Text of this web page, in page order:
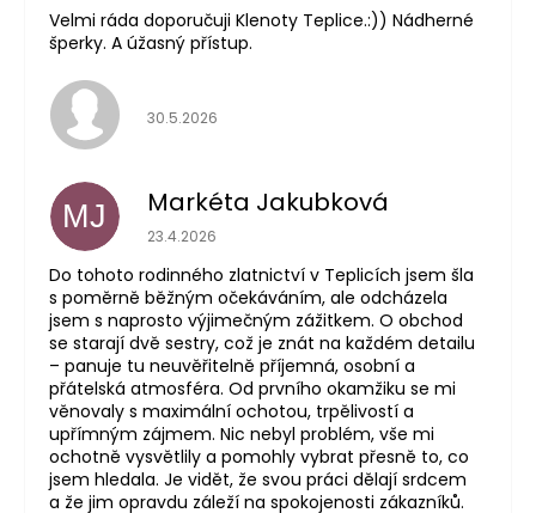
Velmi ráda doporučuji Klenoty Teplice.:)) Nádherné
šperky. A úžasný přístup.
Hodnocení obchodu je 5 z 5 hvězdiček.
30.5.2026
MJ Markéta Jakubková
Hodnocení obchodu je 5 z 5 hvězdiček.
23.4.2026
Do tohoto rodinného zlatnictví v Teplicích jsem šla
s poměrně běžným očekáváním, ale odcházela
jsem s naprosto výjimečným zážitkem. O obchod
se starají dvě sestry, což je znát na každém detailu
– panuje tu neuvěřitelně příjemná, osobní a
přátelská atmosféra. Od prvního okamžiku se mi
věnovaly s maximální ochotou, trpělivostí a
upřímným zájmem. Nic nebyl problém, vše mi
ochotně vysvětlily a pomohly vybrat přesně to, co
jsem hledala. Je vidět, že svou práci dělají srdcem
a že jim opravdu záleží na spokojenosti zákazníků.